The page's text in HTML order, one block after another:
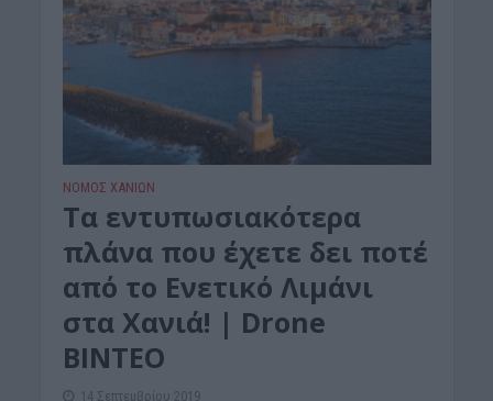
ΝΟΜΌΣ ΧΑΝΊΩΝ
Τα εντυπωσιακότερα
πλάνα που έχετε δει ποτέ
από το Ενετικό Λιμάνι
στα Χανιά! | Drone
ΒΙΝΤΕΟ
14 Σεπτεμβρίου 2019